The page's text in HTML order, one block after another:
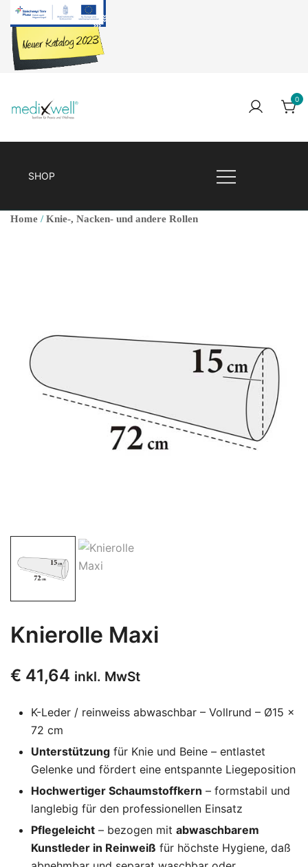
Skip
content
0
SHOP
Home /Knie-, Nacken- und andere Rollen
Knierolle Maxi
€ 41,64 inkl. MwSt
K-Leder / reinweiss abwaschbar – Vollrund – Ø15 ×
72 cm
Unterstützung für Knie und Beine – entlastet
Gelenke und fördert eine entspannte Liegeposition
Hochwertiger Schaumstoffkern – formstabil und
langlebig für den professionellen Einsatz
Pflegeleicht – bezogen mit abwaschbarem
Kunstleder in Reinweiß für höchste Hygiene, daß